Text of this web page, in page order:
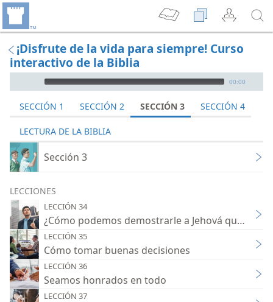
¡Disfrute de la vida para siempre! Curso
interactivo de la Biblia
Audio Player 00:00
SECCIÓN 1 SECCIÓN 2 SECCIÓN 3 SECCIÓN 4
LECTURA DE LA BIBLIA
Sección 3
LECCIONES
LECCIÓN 34
¿Cómo podemos demostrarle a Jehová que lo
LECCIÓN 35
Cómo tomar buenas decisiones
LECCIÓN 36
Seamos honrados en todo
LECCIÓN 37